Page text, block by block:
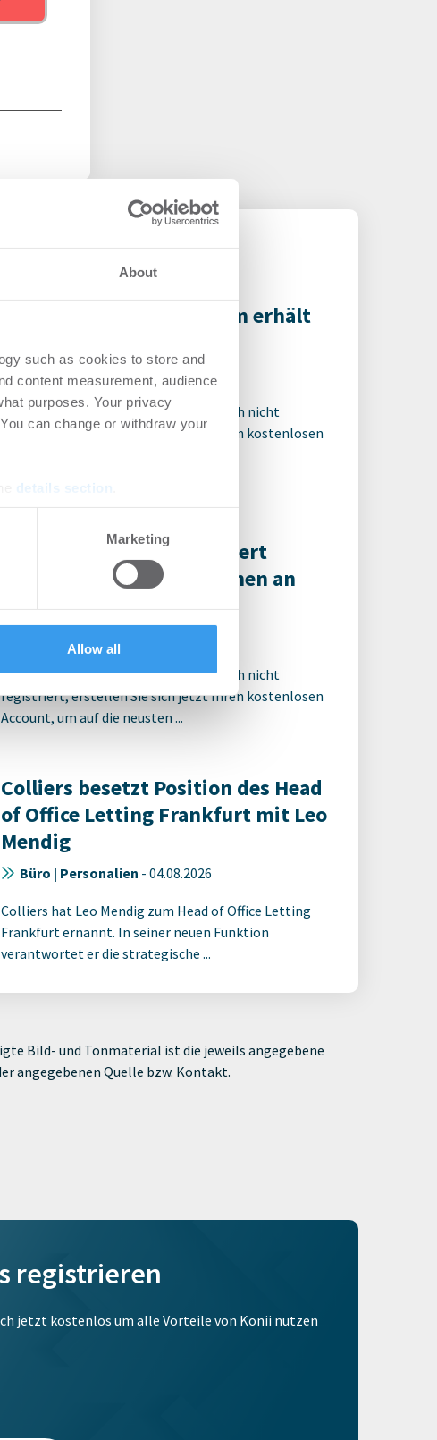
About
such as cookies to store and
content measurement, audience
purposes. Your privacy
can change or withdraw your
details section
our traffic. We also share
services.
Marketing
Allow all
GWU-Standort in Neu-Ulm erhält
Büro | Deals Kauf-05.08.2026
Login für den ganzen Artikel Wenn noch nicht
registriert, erstellen Sie sich jetzt Ihren kostenlosen
Sonar Real Estate veräußert
Büroobjekt in Obernkirchen an
Family Office
Login für den ganzen Artikel Wenn noch nicht
registriert, erstellen Sie sich jetzt Ihren kostenlosen
Account, um auf die neusten ...
Colliers besetzt Position des Head
of Office Letting Frankfurt mit Leo
Mendig
Büro | Personalien - 04.08.2026
Colliers hat Leo Mendig zum Head of Office Letting
Frankfurt ernannt. In seiner neuen Funktion
verantwortet er die strategische ...
Bild- und Tonmaterial ist die jeweils angegebene
angegebenen Quelle bzw. Kontakt.
registrieren
jetzt kostenlos um alle Vorteile von Konii nutzen